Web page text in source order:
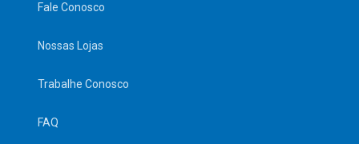
Fale Conosco
Nossas Lojas
Trabalhe Conosco
FAQ